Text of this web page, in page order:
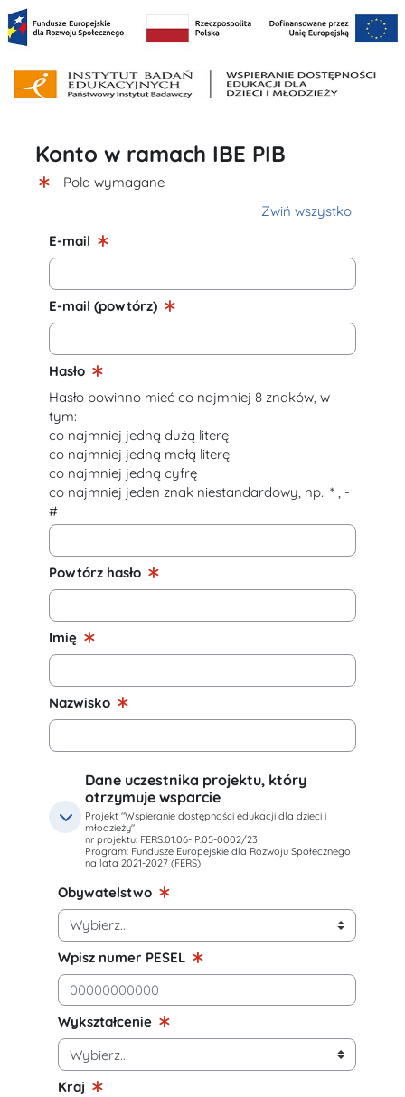
Przejdź do głównej zawartości
Konto w ramach IBE PIB
Pola wymagane
Zwiń wszystko
E-mail
E-mail (powtórz)
Hasło
Hasło powinno mieć co najmniej 8 znaków, w
tym:
co najmniej jedną dużą literę
co najmniej jedną małą literę
co najmniej jedną cyfrę
co najmniej jeden znak niestandardowy, np.: * , -
#
Powtórz hasło
Imię
Nazwisko
Dane uczestnika projektu, który otrzymuje
Projekt "Wspieranie dostępności edukacji dla dzieci i młodzieży"
nr projektu: FERS.01.06-IP.05-0002/23
Program: Fundusze Europejskie dla Rozwoju Społecznego na
Dane uczestnika projektu, który otrzymuje wsparcie
Projekt "Wspieranie dostępności edukacji dla dzieci i młodzieży"
nr projektu: FERS.01.06-IP.05-0002/23
Dane uczestnika projektu, który
otrzymuje wsparcie
Projekt "Wspieranie dostępności edukacji dla dzieci i
młodzieży"
nr projektu: FERS.01.06-IP.05-0002/23
Program: Fundusze Europejskie dla Rozwoju Społecznego
na lata 2021-2027 (FERS)
Obywatelstwo
Wpisz numer PESEL
Wykształcenie
Kraj